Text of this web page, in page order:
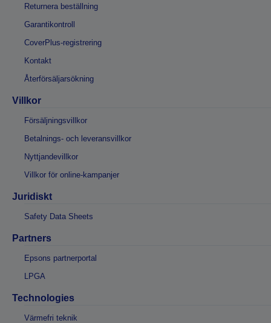
Returnera beställning
Garantikontroll
CoverPlus-registrering
Kontakt
Återförsäljarsökning
Villkor
Försäljningsvillkor
Betalnings- och leveransvillkor
Nyttjandevillkor
Villkor för online-kampanjer
Juridiskt
Safety Data Sheets
Partners
Epsons partnerportal
LPGA
Technologies
Värmefri teknik